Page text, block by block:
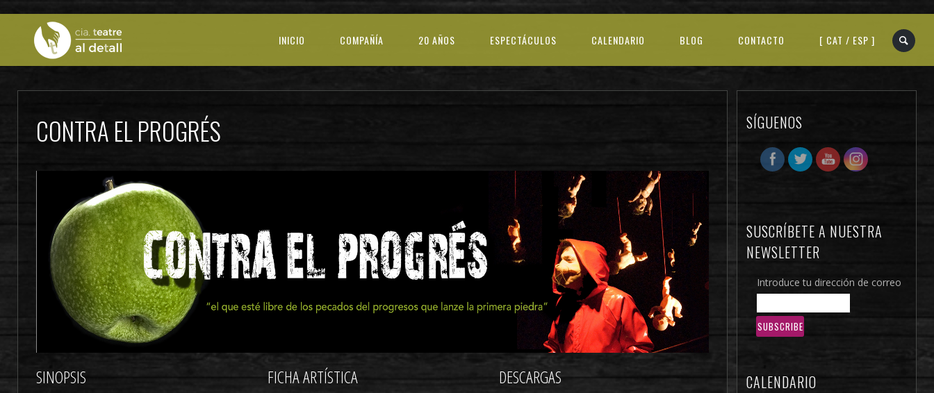
INICIO COMPAÑÍA 20 AÑOS ESPECTÁCULOS CALENDARIO BLOG CONTACTO [ CAT / ESP ]
CONTRA EL PROGRÉS
SINOPSIS FICHA ARTÍSTICA DESCARGAS
SÍGUENOS
SUSCRÍBETE A NUESTRA
NEWSLETTER
Introduce tu dirección de correo
CALENDARIO